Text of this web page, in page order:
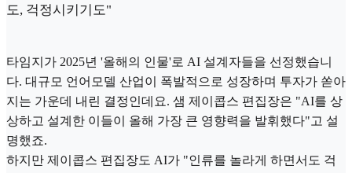
도, 걱정시키기도"
타임지가 2025년 '올해의 인물'로 AI 설계자들을 선정했습니
다. 대규모 언어모델 산업이 폭발적으로 성장하며 투자가 쏟아
지는 가운데 내린 결정인데요. 샘 제이콥스 편집장은 "AI를 상
상하고 설계한 이들이 올해 가장 큰 영향력을 발휘했다"고 설
명했죠.
하지만 제이콥스 편집장도 AI가 "인류를 놀라게 하면서도 걱